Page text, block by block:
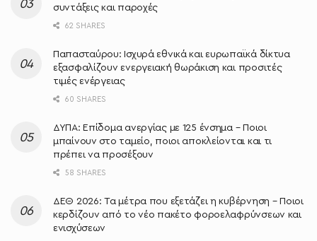
συντάξεις και παροχές
62 SHARES
Παπασταύρου: Ισχυρά εθνικά και ευρωπαϊκά δίκτυα
εξασφαλίζουν ενεργειακή θωράκιση και προσιτές
τιμές ενέργειας
60 SHARES
ΔΥΠΑ: Επίδομα ανεργίας με 125 ένσημα – Ποιοι
μπαίνουν στο ταμείο, ποιοι αποκλείονται και τι
πρέπει να προσέξουν
58 SHARES
ΔΕΘ 2026: Τα μέτρα που εξετάζει η κυβέρνηση – Ποιοι
κερδίζουν από το νέο πακέτο φοροελαφρύνσεων και
ενισχύσεων